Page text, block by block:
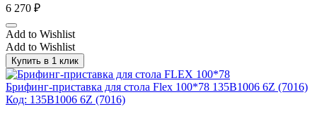
6 270 ₽
Add to Wishlist
Add to Wishlist
Купить в 1 клик
Брифинг-приставка для стола Flex 100*78 135B1006 6Z (7016)
Код: 135B1006 6Z (7016)